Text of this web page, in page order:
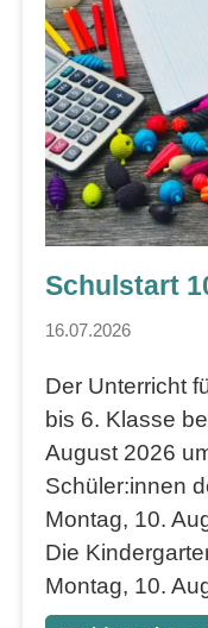
Schulstart
16.07.2026
Der Unterricht
bis 6. Klasse
August 2026
Schüler:innen
Montag, 10.
Die
Montag, 10.